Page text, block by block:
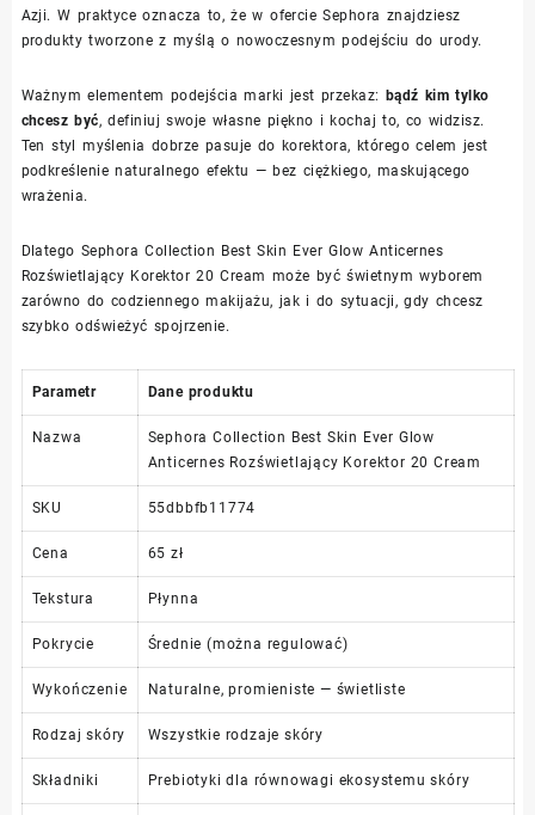
Azji. W praktyce oznacza to, że w ofercie Sephora znajdziesz
produkty tworzone z myślą o nowoczesnym podejściu do urody.
Ważnym elementem podejścia marki jest przekaz: bądź kim tylko
chcesz być, definiuj swoje własne piękno i kochaj to, co widzisz.
Ten styl myślenia dobrze pasuje do korektora, którego celem jest
podkreślenie naturalnego efektu — bez ciężkiego, maskującego
wrażenia.
Dlatego Sephora Collection Best Skin Ever Glow Anticernes
Rozświetlający Korektor 20 Cream może być świetnym wyborem
zarówno do codziennego makijażu, jak i do sytuacji, gdy chcesz
szybko odświeżyć spojrzenie.
Parametr Dane produktu
Nazwa
Sephora Collection Best Skin Ever Glow
Anticernes Rozświetlający Korektor 20 Cream
SKU 55dbbfb11774
Cena 65 zł
Tekstura Płynna
Pokrycie Średnie (można regulować)
Wykończenie Naturalne, promieniste — świetliste
Rodzaj skóry Wszystkie rodzaje skóry
Składniki Prebiotyki dla równowagi ekosystemu skóry